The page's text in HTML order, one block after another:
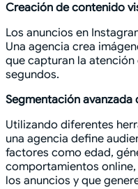
Creación de contenido
Los anuncios en
Una agencia crea
que capturan la
segundos.
Segmentación
Utilizando diferentes
una agencia define
factores como edad,
comportamientos
los anuncios y que